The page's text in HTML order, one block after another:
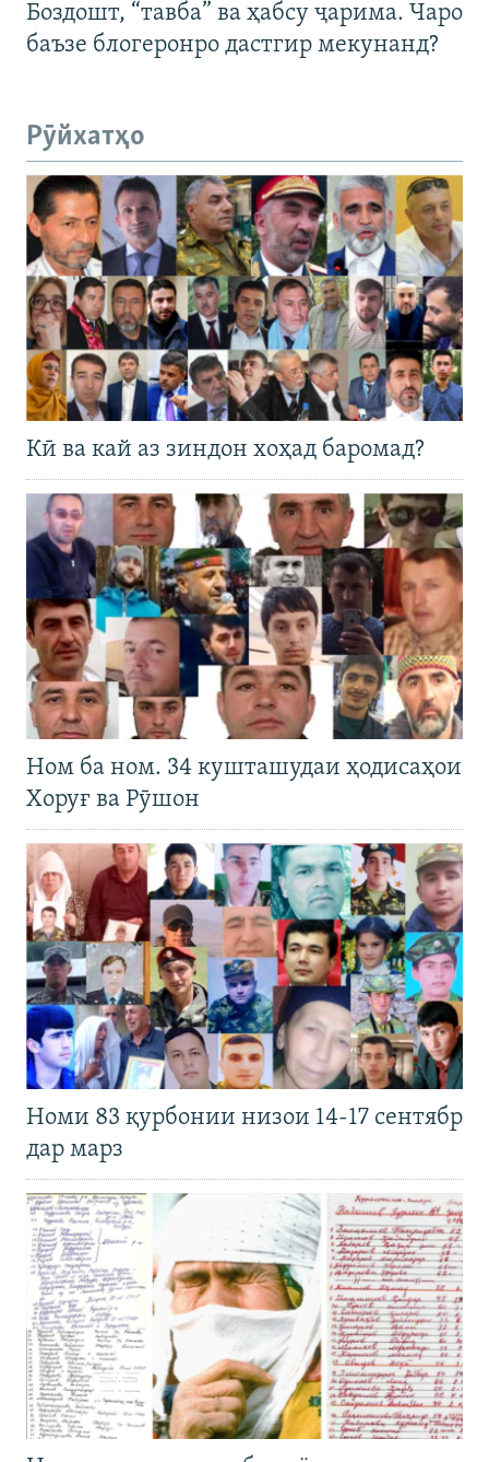
Боздошт, “тавба” ва ҳабсу ҷарима. Чаро
баъзе блогеронро дастгир мекунанд?
Рӯйхатҳо
Кӣ ва кай аз зиндон хоҳад баромад?
Ном ба ном. 34 кушташудаи ҳодисаҳои
Хоруғ ва Рӯшон
Номи 83 қурбонии низои 14-17 сентябр
дар марз